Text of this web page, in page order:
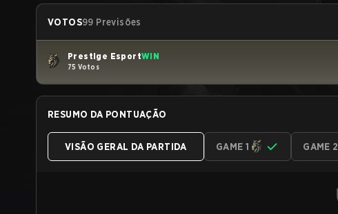
VOTOS99 Previsões
Prestige EsportWIN
75 Votos
RESUMO DA PONTUAÇÃO
VISÃO GERAL DA PARTIDA GAME 1 GAME 2